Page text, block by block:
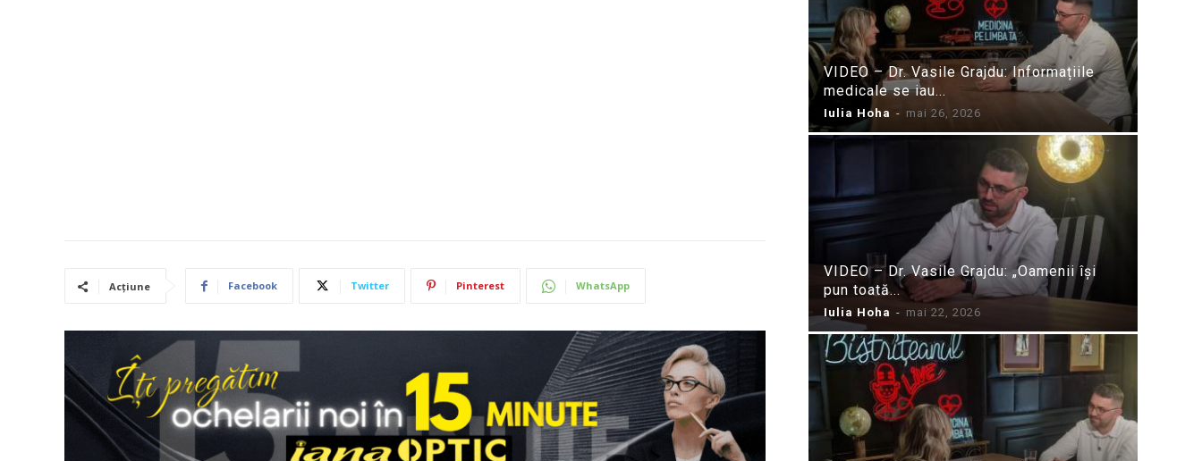
Acțiune Facebook Twitter Pinterest WhatsApp
VIDEO – Dr. Vasile Grajdu: Informațiile
medicale se iau...
Iulia Hoha - mai 26, 2026
VIDEO – Dr. Vasile Grajdu: „Oamenii își
pun toată...
Iulia Hoha - mai 22, 2026